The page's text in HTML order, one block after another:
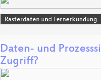
Rasterdaten und Fernerkundung
Daten- und
Zugriff?